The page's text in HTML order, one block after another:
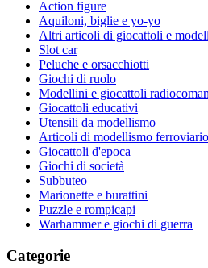
Action figure
Aquiloni, biglie e yo-yo
Altri articoli di giocattoli e
Slot car
Peluche e orsacchiotti
Giochi di ruolo
Modellini e giocattoli
Giocattoli educativi
Utensili da modellismo
Articoli di modellismo ferroviario
Giocattoli d'epoca
Giochi di società
Subbuteo
Marionette e burattini
Puzzle e rompicapi
Warhammer e giochi di guerra
Categorie